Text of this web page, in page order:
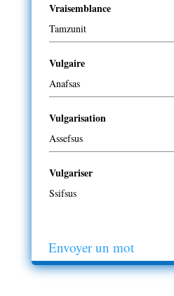
Vraisemblance
Tamzunit
Vulgaire
Anafsas
Vulgarisation
Assefsus
Vulgariser
Ssifsus
Envoyer un mot